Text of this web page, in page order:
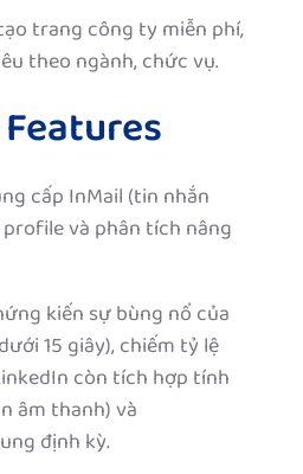
trang công ty miễn phí,
theo ngành, chức vụ.
cấp InMail (tin nhắn
và phân tích nâng
kiến sự bùng nổ của
15 giây), chiếm tỷ lệ
còn tích hợp tính
âm thanh) và
định kỳ.